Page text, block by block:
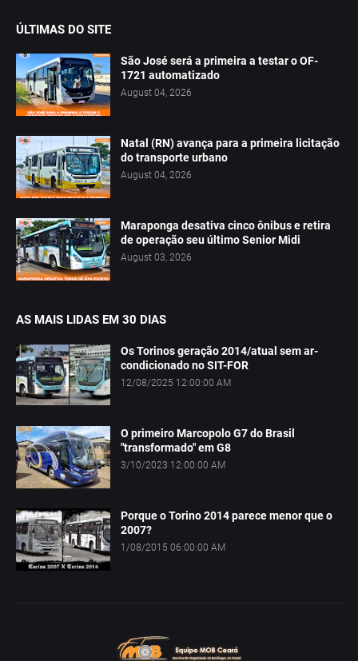
ÚLTIMAS DO SITE
São José será a primeira a testar o OF-
1721 automatizado
August 04, 2026
Natal (RN) avança para a primeira licitação
do transporte urbano
August 04, 2026
Maraponga desativa cinco ônibus e retira
de operação seu último Senior Midi
August 03, 2026
AS MAIS LIDAS EM 30 DIAS
Os Torinos geração 2014/atual sem ar-
condicionado no SIT-FOR
12/08/2025 12:00:00 AM
O primeiro Marcopolo G7 do Brasil
"transformado" em G8
3/10/2023 12:00:00 AM
Porque o Torino 2014 parece menor que o
2007?
1/08/2015 06:00:00 AM